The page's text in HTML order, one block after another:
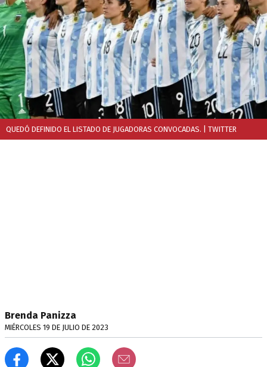
QUEDÓ DEFINIDO EL LISTADO DE JUGADORAS CONVOCADAS. | TWITTER
Brenda Panizza
MIÉRCOLES 19 DE JULIO DE 2023